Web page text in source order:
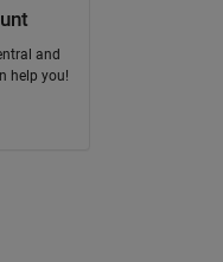
and
help you!